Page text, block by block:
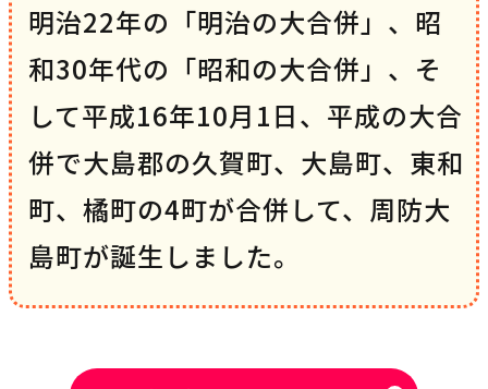
明治22年の「明治の大合併」、昭
和30年代の「昭和の大合併」、そ
して平成16年10月1日、平成の大合
併で大島郡の久賀町、大島町、東和
町、橘町の4町が合併して、周防大
島町が誕生しました。